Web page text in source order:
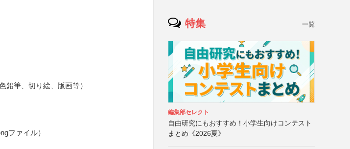
筆、切り絵、版画等）
ファイル）
特集 一覧
編集部セレクト
自由研究にもおすすめ！小学生向けコンテスト
まとめ《2026夏》